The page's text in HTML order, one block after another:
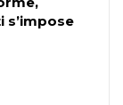
s’impose